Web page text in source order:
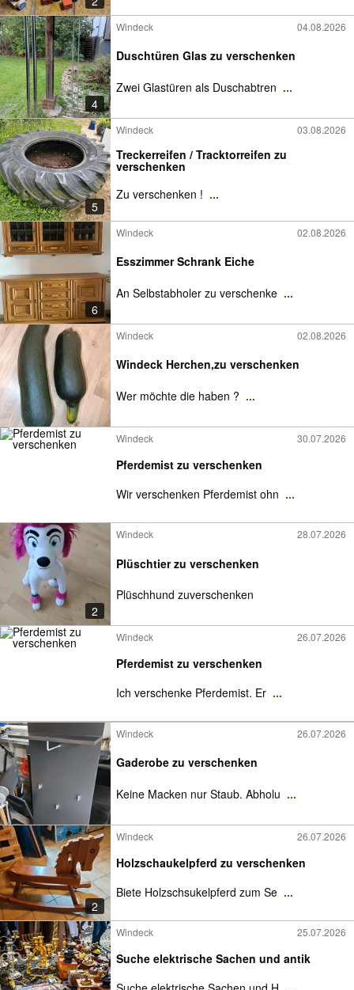
4
Windeck 04.08.2026
Duschtüren Glas zu verschenken
Zwei Glastüren als Duschabtren ...
5
Windeck 03.08.2026
Treckerreifen / Tracktorreifen zu
verschenken
Zu verschenken ! ...
6
Windeck 02.08.2026
Esszimmer Schrank Eiche
An Selbstabholer zu verschenke ...
Windeck 02.08.2026
Windeck Herchen,zu verschenken
Wer möchte die haben ? ...
Windeck 30.07.2026
Pferdemist zu verschenken
Wir verschenken Pferdemist ohn ...
2
Windeck 28.07.2026
Plüschtier zu verschenken
Plüschhund zuverschenken
Windeck 26.07.2026
Pferdemist zu verschenken
Ich verschenke Pferdemist. Er ...
Windeck 26.07.2026
Gaderobe zu verschenken
Keine Macken nur Staub. Abholu ...
2
Windeck 26.07.2026
Holzschaukelpferd zu verschenken
Biete Holzschsukelpferd zum Se ...
Windeck 25.07.2026
Suche elektrische Sachen und antik